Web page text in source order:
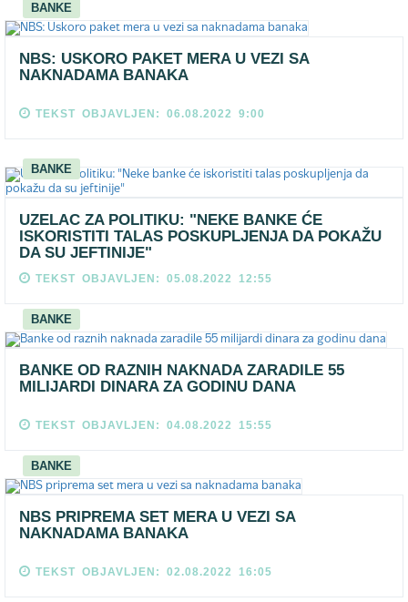
BANKE
NBS: USKORO PAKET MERA U VEZI SA
NAKNADAMA BANAKA
TEKST OBJAVLJEN: 06.08.2022 9:00
BANKE
UZELAC ZA POLITIKU: "NEKE BANKE ĆE
ISKORISTITI TALAS POSKUPLJENJA DA POKAŽU
DA SU JEFTINIJE"
TEKST OBJAVLJEN: 05.08.2022 12:55
BANKE
BANKE OD RAZNIH NAKNADA ZARADILE 55
MILIJARDI DINARA ZA GODINU DANA
TEKST OBJAVLJEN: 04.08.2022 15:55
BANKE
NBS PRIPREMA SET MERA U VEZI SA
NAKNADAMA BANAKA
TEKST OBJAVLJEN: 02.08.2022 16:05